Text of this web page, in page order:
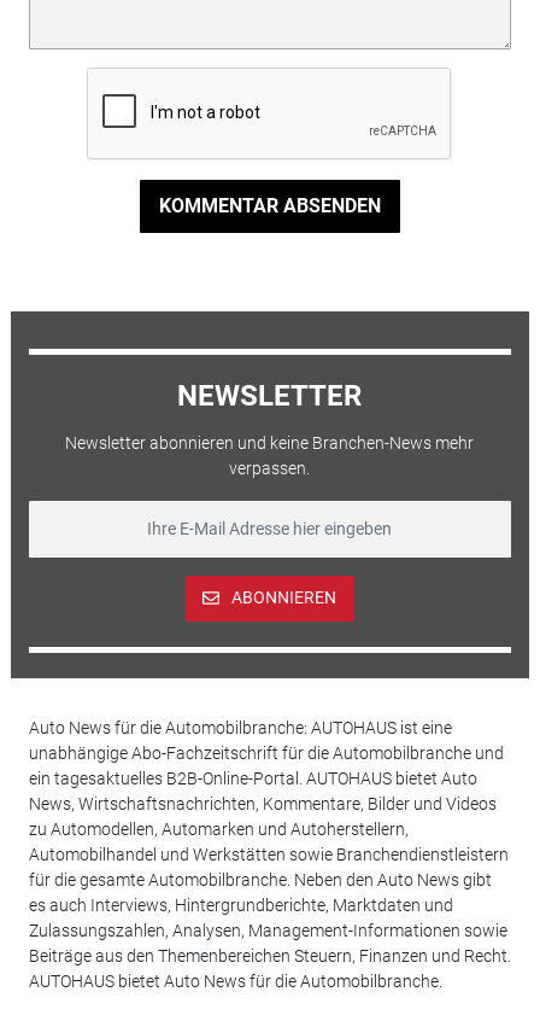
KOMMENTAR ABSENDEN
NEWSLETTER
Newsletter abonnieren und keine Branchen-News mehr
verpassen.
ABONNIEREN
Auto News für die Automobilbranche: AUTOHAUS ist eine
unabhängige Abo-Fachzeitschrift für die Automobilbranche und
ein tagesaktuelles B2B-Online-Portal. AUTOHAUS bietet Auto
News, Wirtschaftsnachrichten, Kommentare, Bilder und Videos
zu Automodellen, Automarken und Autoherstellern,
Automobilhandel und Werkstätten sowie Branchendienstleistern
für die gesamte Automobilbranche. Neben den Auto News gibt
es auch Interviews, Hintergrundberichte, Marktdaten und
Zulassungszahlen, Analysen, Management-Informationen sowie
Beiträge aus den Themenbereichen Steuern, Finanzen und Recht.
AUTOHAUS bietet Auto News für die Automobilbranche.